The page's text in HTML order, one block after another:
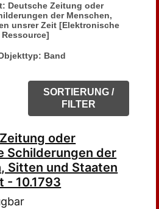
Deutsche Zeitung oder
der Menschen,
unsrer Zeit [Elektronische
Ressource]
Band
SORTIERUNG /
FILTER
oder
Schilderungen der
Sitten und Staaten
- 10.1793